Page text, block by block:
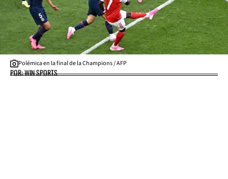
Polémica en la final de la Champions / AFP
POR: WIN SPORTS